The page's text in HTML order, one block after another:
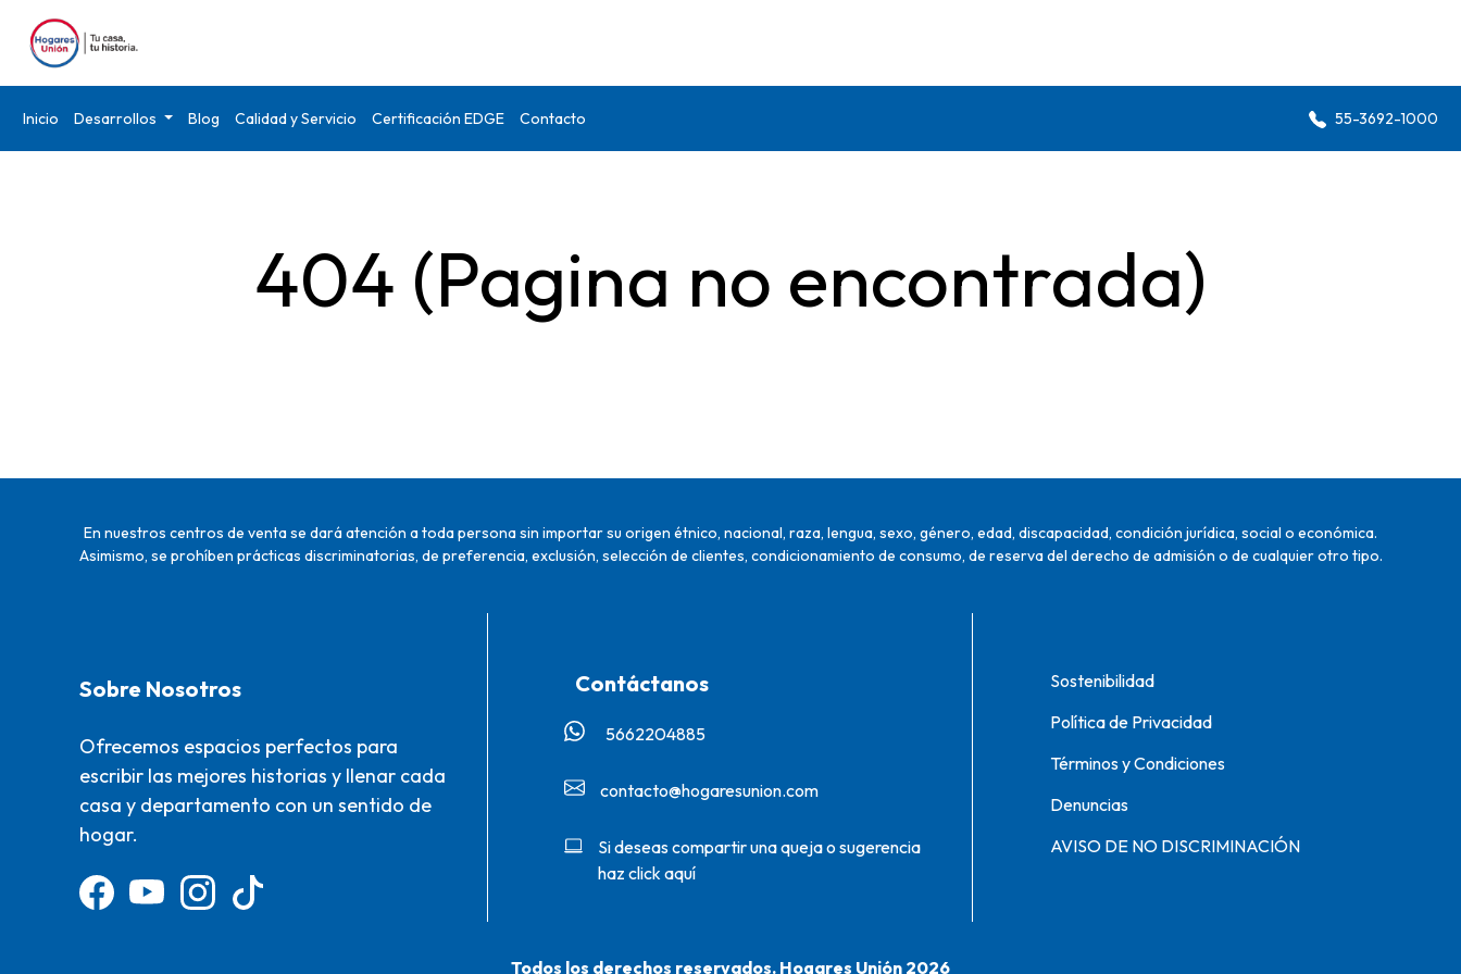
Inicio Desarrollos Blog Calidad y Servicio Certificación EDGE Contacto 55-3692-1000
404 (Pagina no encontrada)
En nuestros centros de venta se dará atención a toda persona sin importar su origen étnico, nacional, raza, lengua, sexo, género, edad, discapacidad, condición jurídica, social o económica.
Asimismo, se prohíben prácticas discriminatorias, de preferencia, exclusión, selección de clientes, condicionamiento de consumo, de reserva del derecho de admisión o de cualquier otro tipo.
Sobre Nosotros
Ofrecemos espacios perfectos para
escribir las mejores historias y llenar cada
casa y departamento con un sentido de
hogar.
Contáctanos
5662204885‬
contacto@hogaresunion.com
Si deseas compartir una queja o sugerencia
haz click aquí
Sostenibilidad
Política de Privacidad
Términos y Condiciones
Denuncias
AVISO DE NO DISCRIMINACIÓN
Todos los derechos reservados. Hogares Unión 2026